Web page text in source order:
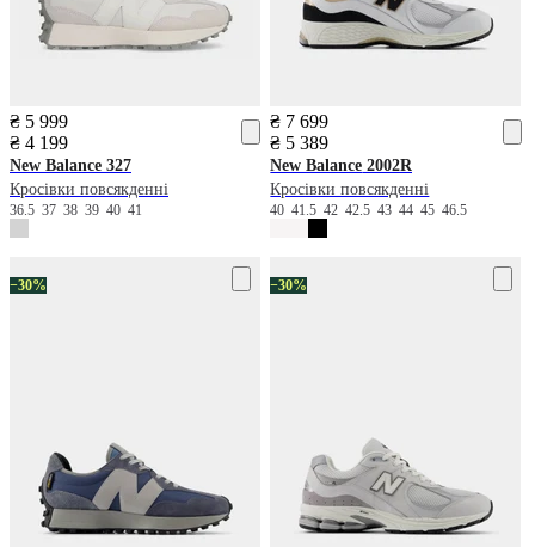
₴ 5 999
₴ 4 199
New Balance 327
Кросівки повсякденні
36.5 37 38 39 40 41
₴ 7 699
₴ 5 389
New Balance 2002R
Кросівки повсякденні
4041.54242.543444546.5
−30% −30%